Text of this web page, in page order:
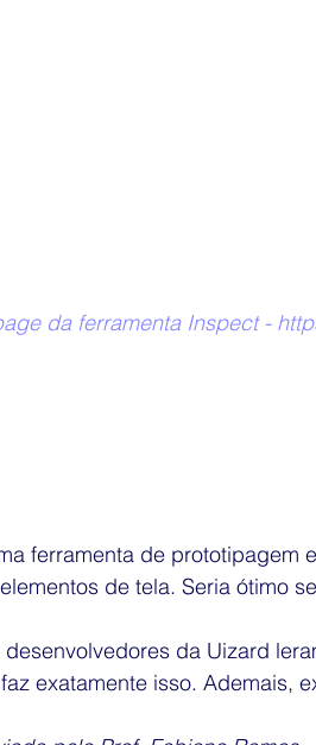
da ferramenta Inspect -
ferramenta de prototipagem
de tela. Seria ótimo
da Uizard
exatamente isso. Ademais,